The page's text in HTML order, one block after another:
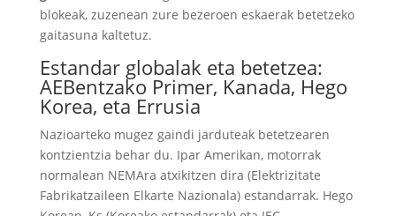
blokeak, zuzenean zure bezeroen eskaerak betetzeko
gaitasuna kaltetuz.
Estandar globalak eta betetzea:
AEBentzako Primer, Kanada, Hego
Korea, eta Errusia
Nazioarteko mugez gaindi jarduteak betetzearen
kontzientzia behar du. Ipar Amerikan, motorrak
normalean NEMAra atxikitzen dira (Elektrizitate
Fabrikatzaileen Elkarte Nazionala) estandarrak. Hego